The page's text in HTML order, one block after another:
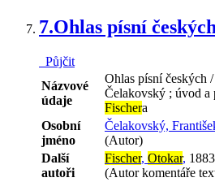
7.Ohlas písní českých
Půjčit
Názvové
údaje
Ohlas písní českých
Čelakovský ; úvod a
Fischera
Osobní
jméno
Čelakovský,
(Autor)
Další
autoři
Fischer, Otokar,
(Autor komentáře